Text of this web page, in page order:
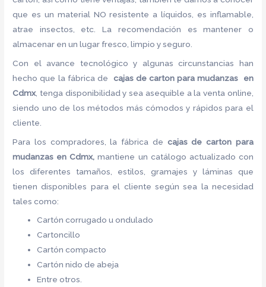
que es un material NO resistente a líquidos, es inflamable,
atrae insectos, etc. La recomendación es mantener o
almacenar en un lugar fresco, limpio y seguro.
Con el avance tecnológico y algunas circunstancias han
hecho que la fábrica de cajas de carton para mudanzas en
Cdmx, tenga disponibilidad y sea asequible a la venta online,
siendo uno de los métodos más cómodos y rápidos para el
cliente.
Para los compradores, la fábrica de cajas de carton para
mudanzas en Cdmx,mantiene un catálogo actualizado con
los diferentes tamaños, estilos, gramajes y láminas que
tienen disponibles para el cliente según sea la necesidad
tales como:
Cartón corrugado u ondulado
Cartoncillo
Cartón compacto
Cartón nido de abeja
Entre otros.